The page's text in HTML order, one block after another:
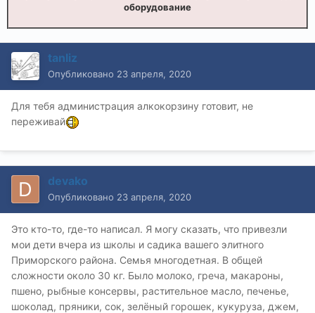
оборудование
tanliz
Опубликовано 23 апреля, 2020
Для тебя администрация алкокорзину готовит, не
переживай
devako
Опубликовано 23 апреля, 2020
Это кто-то, где-то написал. Я могу сказать, что привезли
мои дети вчера из школы и садика вашего элитного
Приморского района. Семья многодетная. В общей
сложности около 30 кг. Было молоко, греча, макароны,
пшено, рыбные консервы, растительное масло, печенье,
шоколад, пряники, сок, зелёный горошек, кукуруза, джем,